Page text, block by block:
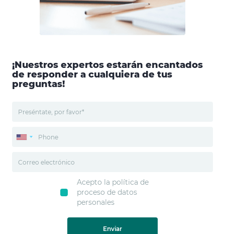
¡Nuestros expertos estarán encantados
de responder a cualquiera de tus
preguntas!
Acepto la política de
proceso de datos
personales
Enviar